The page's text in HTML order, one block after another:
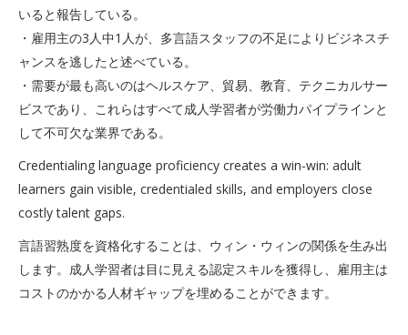
いると報告している。
・雇用主の3人中1人が、多言語スタッフの不足によりビジネスチ
ャンスを逃したと述べている。
・需要が最も高いのはヘルスケア、貿易、教育、テクニカルサー
ビスであり、これらはすべて成人学習者が労働力パイプラインと
して不可欠な業界である。
Credentialing language proficiency creates a win-win: adult
learners gain visible, credentialed skills, and employers close
costly talent gaps.
言語習熟度を資格化することは、ウィン・ウィンの関係を生み出
します。成人学習者は目に見える認定スキルを獲得し、雇用主は
コストのかかる人材ギャップを埋めることができます。